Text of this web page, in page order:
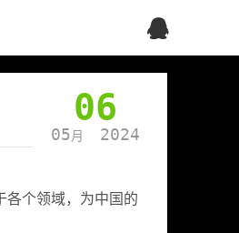
06
05月 2024
各个领域，为中国的